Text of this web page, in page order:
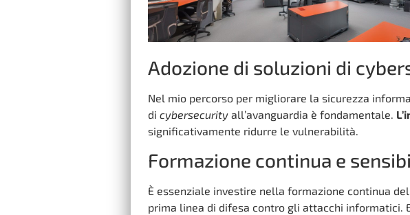
Adozione di soluzioni di
Nel mio percorso per migliorare la sicurezza
di cybersecurityall’avanguardia è fondamentale.
significativamente ridurre le vulnerabilità.
Formazione continua e
È essenziale investire nella formazione continua
prima linea di difesa contro gli attacchi informatici.